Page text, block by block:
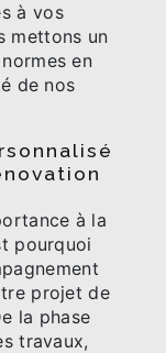
à vos
mettons un
en
de nos
à la
pourquoi
projet de
la phase
travaux,